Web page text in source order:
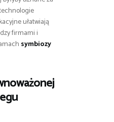
ułatwiają
firmami i
symbiozy